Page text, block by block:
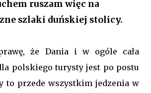
ruszam więc na
szlaki duńskiej stolicy.
że Dania i w ogóle cała
polskiego turysty jest po postu
to przede wszystkim jedzenia w